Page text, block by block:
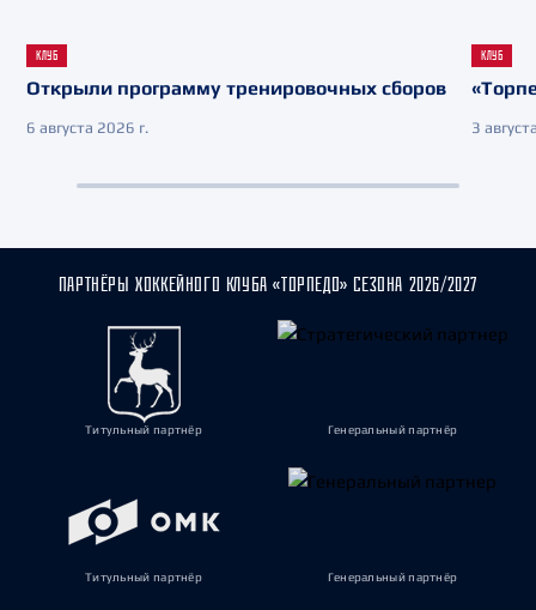
КЛУБ
Открыли программу тренировочных сборов
6 августа 2026 г.
КЛУБ
3
ПАРТНЁРЫ ХОККЕЙНОГО КЛУБА «ТОРПЕДО» СЕЗОНА 2026/2027
Титульный партнёр Генеральный партнёр
Титульный партнёр Генеральный партнёр